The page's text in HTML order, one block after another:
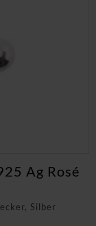
Silber
Ag Rosé